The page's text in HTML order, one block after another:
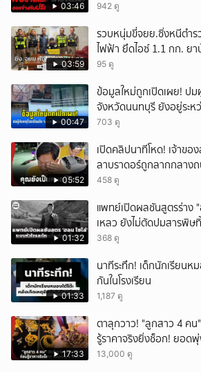
03:46 942 ดู
03:59
รวบหนุ่มขี่จยย.ซิ่งหนีตำร
ไฟฟ้า ยึดไอซ์ 1.1 กก. ยา
95 ดู
00:47
ข้อมูลใหม่ถูกเปิดเผย! ปม
จังหวัดนนทบุรี ยังอยู่ระห
703 ดู
05:52
เปิดคลิปนาทีโหด! เจ้าขอ
ลาบราดอร์ถูกลากกลาง
458 ดู
01:32
แพทย์เปิดผลชันสูตรร่าง "
เหลว ยังไม่ตัดปมสารพิษ
368 ดู
01:33
นาทีระทึก! เด็กนักเรียนห
กันในโรงเรียน
1,187 ดู
17:33
ตาลุกวาว! "ลูกสาว 4 คน
รู้ราคาจริงยิ่งช็อก! ยอด
13,000 ดู